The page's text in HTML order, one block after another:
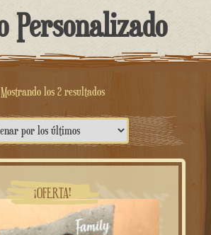
Personalizado
Mostrando los 2 resultadosOrdenado
por
¡OFERTA!